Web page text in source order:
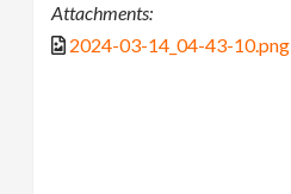
Attachments:
2024-03-14_04-43-10.png